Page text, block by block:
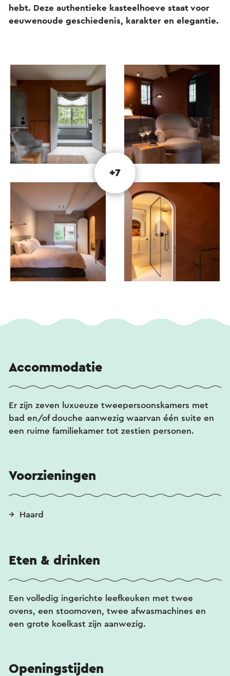
hebt. Deze authentieke kasteelhoeve staat voor
eeuwenoude geschiedenis, karakter en elegantie.
+7
Accommodatie
Er zijn zeven luxueuze tweepersoonskamers met
bad en/of douche aanwezig waarvan één suite en
een ruime familiekamer tot zestien personen.
Voorzieningen
Haard
Eten & drinken
Een volledig ingerichte leefkeuken met twee
ovens, een stoomoven, twee afwasmachines en
een grote koelkast zijn aanwezig.
Openingstijden